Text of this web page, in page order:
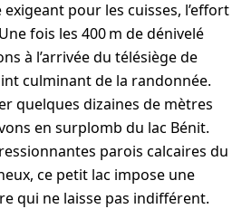
pour les cuisses, l’effort
fois les 400 m de dénivelé
à l’arrivée du télésiège de
culminant de la randonnée.
quelques dizaines de mètres
en surplomb du lac Bénit.
parois calcaires du
ce petit lac impose une
qui ne laisse pas indifférent.